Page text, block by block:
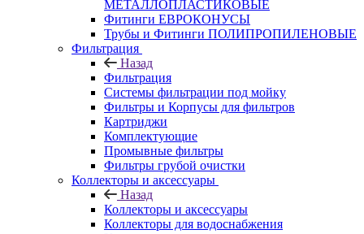
МЕТАЛЛОПЛАСТИКОВЫЕ
Фитинги ЕВРОКОНУСЫ
Трубы и Фитинги ПОЛИПРОПИЛЕНОВЫЕ
Фильтрация
Назад
Фильтрация
Системы фильтрации под мойку
Фильтры и Корпусы для фильтров
Картриджи
Комплектующие
Промывные фильтры
Фильтры грубой очистки
Коллекторы и аксессуары
Назад
Коллекторы и аксессуары
Коллекторы для водоснабжения